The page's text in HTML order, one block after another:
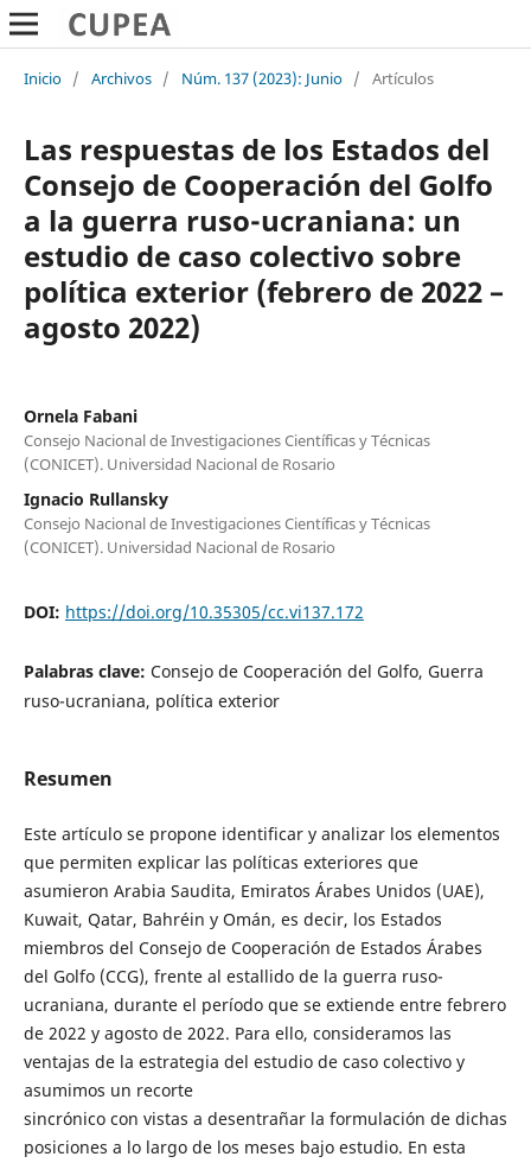
Inicio / Archivos / Núm. 137 (2023): Junio / Artículos
Las respuestas de los Estados del
Consejo de Cooperación del Golfo
a la guerra ruso-ucraniana: un
estudio de caso colectivo sobre
política exterior (febrero de 2022 –
agosto 2022)
Ornela Fabani
Consejo Nacional de Investigaciones Científicas y Técnicas
(CONICET). Universidad Nacional de Rosario
Ignacio Rullansky
Consejo Nacional de Investigaciones Científicas y Técnicas
(CONICET). Universidad Nacional de Rosario
DOI: https://doi.org/10.35305/cc.vi137.172
Palabras clave: Consejo de Cooperación del Golfo, Guerra
ruso-ucraniana, política exterior
Resumen
Este artículo se propone identificar y analizar los elementos
que permiten explicar las políticas exteriores que
asumieron Arabia Saudita, Emiratos Árabes Unidos (UAE),
Kuwait, Qatar, Bahréin y Omán, es decir, los Estados
miembros del Consejo de Cooperación de Estados Árabes
del Golfo (CCG), frente al estallido de la guerra ruso-
ucraniana, durante el período que se extiende entre febrero
de 2022 y agosto de 2022. Para ello, consideramos las
ventajas de la estrategia del estudio de caso colectivo y
asumimos un recorte
sincrónico con vistas a desentrañar la formulación de dichas
posiciones a lo largo de los meses bajo estudio. En esta